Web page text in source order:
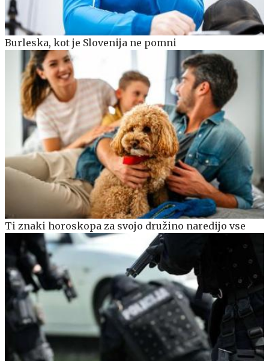
Burleska, kot je Slovenija ne pomni
Ti znaki horoskopa za svojo družino naredijo vse